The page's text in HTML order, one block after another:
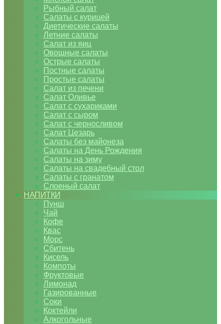
Рыбный салат
Салаты с курицей
Диетические салаты
Летние салаты
Салат из яиц
Овощные салаты
Острые салаты
Постные салаты
Простые салаты
Салат из печени
Салат Оливье
Салат с сухариками
Салат с сыром
Салат с черносливом
Салат Цезарь
Салаты без майонеза
Салаты на День Рождения
Салаты на зиму
Салаты на свадебный стол
Салаты с гранатом
Слоеный салат
НАПИТКИ
Пунш
Чай
Кофе
Квас
Морс
Сбитень
Кисель
Компоты
Фруктовые
Лимонад
Газированные
Соки
Коктейли
Алкогольные